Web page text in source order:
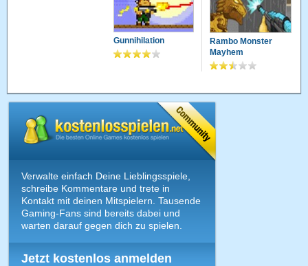
Gunnihilation
Rambo Monster
Mayhem
Verwalte einfach Deine Lieblingsspiele,
schreibe Kommentare und trete in
Kontakt mit deinen Mitspielern. Tausende
Gaming-Fans sind bereits dabei und
warten darauf gegen dich zu spielen.
Jetzt kostenlos anmelden